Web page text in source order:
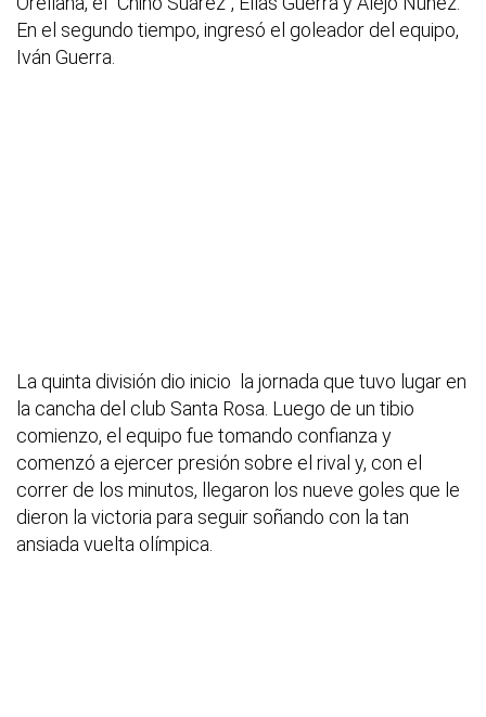
En el segundo tiempo, ingresó el goleador del equipo,
Iván Guerra.
La quinta división dio inicio la jornada que tuvo lugar en
la cancha del club Santa Rosa. Luego de un tibio
comienzo, el equipo fue tomando confianza y
comenzó a ejercer presión sobre el rival y, con el
correr de los minutos, llegaron los nueve goles que le
dieron la victoria para seguir soñando con la tan
ansiada vuelta olímpica.